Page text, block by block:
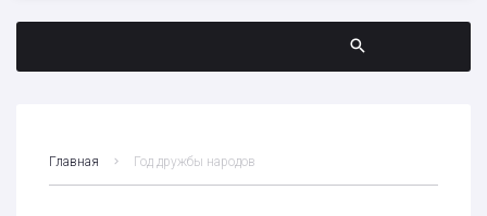
Главная Год дружбы народов